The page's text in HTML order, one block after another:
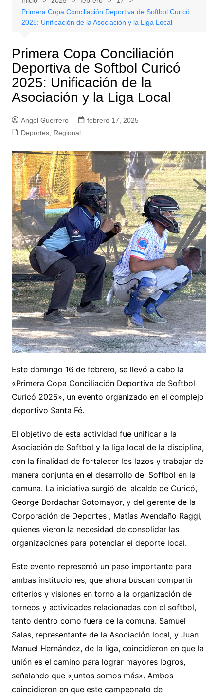
Primera Copa Conciliación Deportiva de Softbol Curicó
2025: Unificación de la Asociación y la Liga Local
Primera Copa Conciliación
Deportiva de Softbol Curicó
2025: Unificación de la
Asociación y la Liga Local
Angel Guerrero
febrero 17, 2025
Deportes, Regional
Este domingo 16 de febrero, se llevó a cabo la
«Primera Copa Conciliación Deportiva de Softbol
Curicó 2025», un evento organizado en el complejo
deportivo Santa Fé.
El objetivo de esta actividad fue unificar a la
Asociación de Softbol y la liga local de la disciplina,
con la finalidad de fortalecer los lazos y trabajar de
manera conjunta en el desarrollo del Softbol en la
comuna. La iniciativa surgió del alcalde de Curicó,
George Bordachar Sotomayor, y del gerente de la
Corporación de Deportes , Matías Avendaño Raggi,
quienes vieron la necesidad de consolidar las
organizaciones para potenciar el deporte local.
Este evento representó un paso importante para
ambas instituciones, que ahora buscan compartir
criterios y visiones en torno a la organización de
torneos y actividades relacionadas con el softbol,
tanto dentro como fuera de la comuna. Samuel
Salas, representante de la Asociación local, y Juan
Manuel Hernández, de la liga, coincidieron en que la
unión es el camino para lograr mayores logros,
señalando que «juntos somos más». Ambos
coincidieron en que este campeonato de